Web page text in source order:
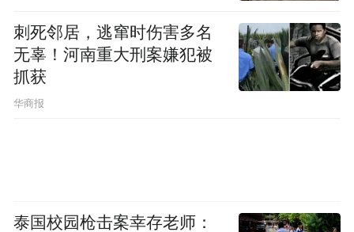
刺死邻居，逃窜时伤害多名
无辜！河南重大刑案嫌犯被
抓获
华商报
泰国校园枪击案幸存老师：